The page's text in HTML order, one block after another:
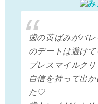
歯の黄ばみがバ
のデートは避けて
ブレスマイルク
自信を持って出
た♡